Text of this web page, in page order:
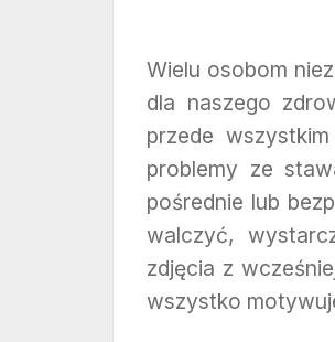
Wielu osobom
dla naszego
przede
problemy ze
pośrednie lub
walczyć,
zdjęcia z
wszystko